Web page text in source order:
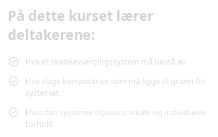
På dette kurset lærer
deltakerene:
Hva et skadeavvergingssystem må bestå av
Hva slags kompetanse som må ligge til grunn for
systemet
Hvordan systemet tilpasses lokale og individuelle
forhold